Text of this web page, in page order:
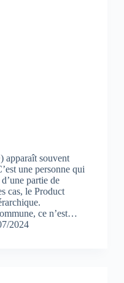
apparaît souvent
une personne qui
partie de
cas, le Product
ce n’est…
2024